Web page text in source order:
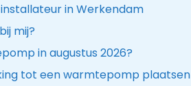
in Werkendam
mij?
in augustus 2026?
tot een warmtepomp plaatsen